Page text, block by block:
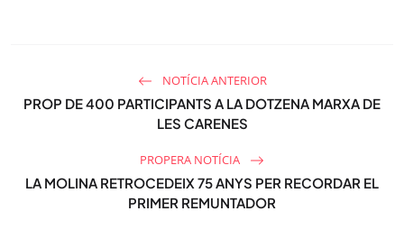
NOTÍCIA ANTERIOR
PROP DE 400 PARTICIPANTS A LA DOTZENA MARXA DE
LES CARENES
PROPERA NOTÍCIA
LA MOLINA RETROCEDEIX 75 ANYS PER RECORDAR EL
PRIMER REMUNTADOR